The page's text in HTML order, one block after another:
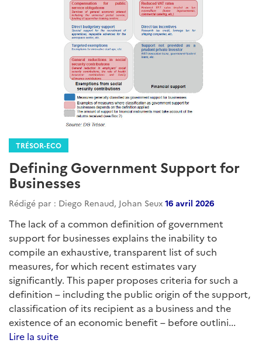
TRÉSOR-ECO
Defining Government Support for
Businesses
Rédigé par : Diego Renaud, Johan Seux 16 avril 2026
The lack of a common definition of government
support for businesses explains the inability to
compile an exhaustive, transparent list of such
measures, for which recent estimates vary
significantly. This paper proposes criteria for such a
definition – including the public origin of the support,
classification of its recipient as a business and the
existence of an economic benefit – before outlini...
Lire la suite